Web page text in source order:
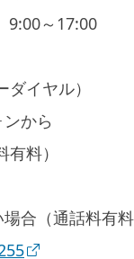
～17:00
ダイヤル）
から
有料）
合（通話料有料